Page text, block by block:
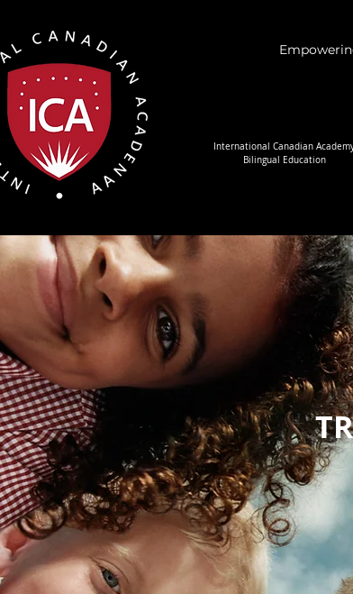
International Canadian
Bilingual Education